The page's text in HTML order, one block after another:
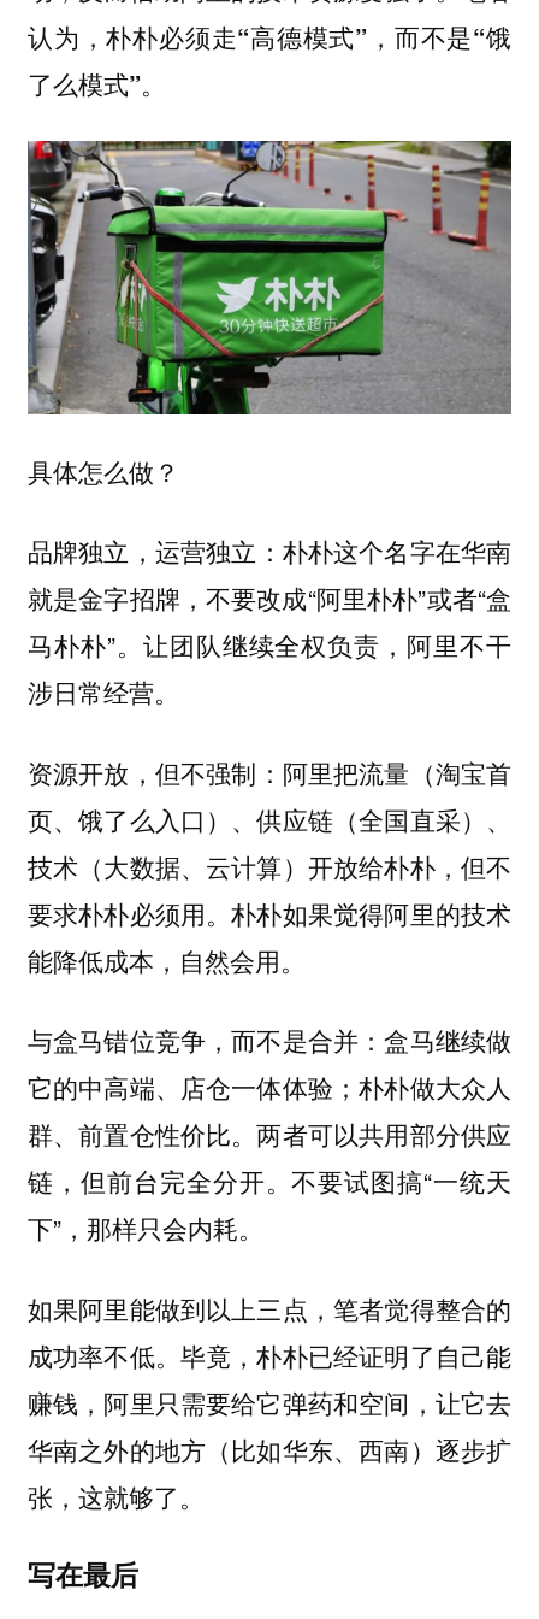
认为，朴朴必须走“高德模式”，而不是“饿
了么模式”。
具体怎么做？
品牌独立，运营独立 ：朴朴这个名字在华南
就是金字招牌，不要改成“阿里朴朴”或者“盒
马朴朴”。让团队继续全权负责，阿里不干
涉日常经营。
资源开放，但不强制 ：阿里把流量（淘宝首
页、饿了么入口）、供应链（全国直采）、
技术（大数据、云计算）开放给朴朴，但不
要求朴朴必须用。朴朴如果觉得阿里的技术
能降低成本，自然会用。
与盒马错位竞争，而不是合并 ：盒马继续做
它的中高端、店仓一体体验；朴朴做大众人
群、前置仓性价比。两者可以共用部分供应
链，但前台完全分开。不要试图搞“一统天
下”，那样只会内耗。
如果阿里能做到以上三点，笔者觉得整合的
成功率不低。毕竟，朴朴已经证明了自己能
赚钱，阿里只需要给它弹药和空间，让它去
华南之外的地方（比如华东、西南）逐步扩
张，这就够了。
写在最后